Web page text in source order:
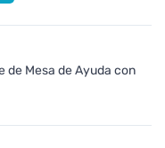
de Mesa de Ayuda con